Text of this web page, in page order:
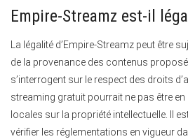
Empire-Streamz est-il
La légalité d’Empire-Streamz peut être
de la provenance des contenus
s’interrogent sur le respect des droits
streaming gratuit pourrait ne pas être
locales sur la propriété intellectuelle. Il
vérifier les réglementations en vigueur